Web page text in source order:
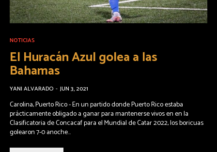
NOTICIAS
El Huracán Azul golea a las
Bahamas
YANI ALVARADO - JUN 3, 2021
Carolina, Puerto Rico - En un partido donde Puerto Rico estaba
prácticamente obligado a ganar para mantenerse vivos en en la
Clasificatoria de Concacaf para el Mundial de Catar 2022, los boricuas
golearon 7-0 anoche...